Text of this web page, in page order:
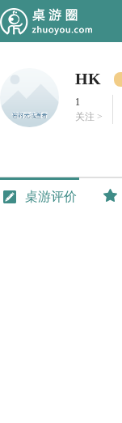
HK
1
关注 >
桌游评价